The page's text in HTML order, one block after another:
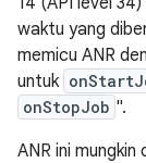
waktu yang
memicu ANR
untuk
onStopJob ".
ANR ini